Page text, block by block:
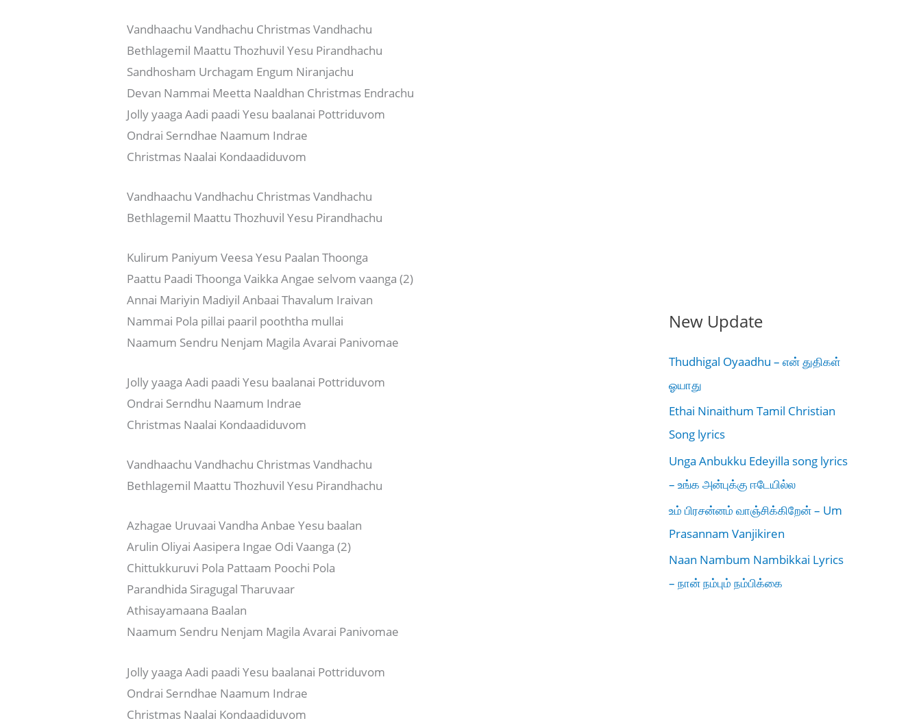
Vandhaachu Vandhachu Christmas Vandhachu
Bethlagemil Maattu Thozhuvil Yesu Pirandhachu
Sandhosham Urchagam Engum Niranjachu
Devan Nammai Meetta Naaldhan Christmas Endrachu
Jolly yaaga Aadi paadi Yesu baalanai Pottriduvom
Ondrai Serndhae Naamum Indrae
Christmas Naalai Kondaadiduvom
Vandhaachu Vandhachu Christmas Vandhachu
Bethlagemil Maattu Thozhuvil Yesu Pirandhachu
Kulirum Paniyum Veesa Yesu Paalan Thoonga
Paattu Paadi Thoonga Vaikka Angae selvom vaanga (2)
Annai Mariyin Madiyil Anbaai Thavalum Iraivan
Nammai Pola pillai paaril pooththa mullai
Naamum Sendru Nenjam Magila Avarai Panivomae
Jolly yaaga Aadi paadi Yesu baalanai Pottriduvom
Ondrai Serndhu Naamum Indrae
Christmas Naalai Kondaadiduvom
Vandhaachu Vandhachu Christmas Vandhachu
Bethlagemil Maattu Thozhuvil Yesu Pirandhachu
Azhagae Uruvaai Vandha Anbae Yesu baalan
Arulin Oliyai Aasipera Ingae Odi Vaanga (2)
Chittukkuruvi Pola Pattaam Poochi Pola
Parandhida Siragugal Tharuvaar
Athisayamaana Baalan
Naamum Sendru Nenjam Magila Avarai Panivomae
Jolly yaaga Aadi paadi Yesu baalanai Pottriduvom
Ondrai Serndhae Naamum Indrae
Christmas Naalai Kondaadiduvom
New Update
Thudhigal Oyaadhu – என் துதிகள்
ஓயாது
Ethai Ninaithum Tamil Christian
Song lyrics
Unga Anbukku Edeyilla song lyrics
– உங்க அன்புக்கு ஈடேயில்ல
உம் பிரசன்னம் வாஞ்சிக்கிறேன் – Um
Prasannam Vanjikiren
Naan Nambum Nambikkai Lyrics
– நான் நம்பும் நம்பிக்கை